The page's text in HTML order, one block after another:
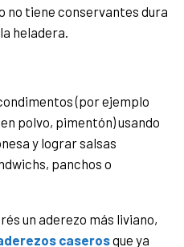
no tiene conservantes dura
heladera.
(por ejemplo
polvo, pimentón) usando
y lograr salsas
panchos o
un aderezo más liviano,
caserosque ya